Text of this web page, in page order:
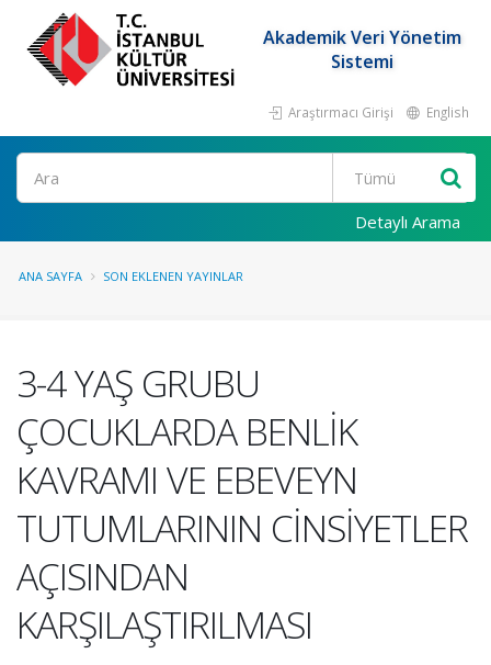
Akademik Veri Yönetim
Sistemi
Araştırmacı Girişi English
Ara
Detaylı Arama
ANA SAYFA SON EKLENEN YAYINLAR
3-4 YAŞ GRUBU
ÇOCUKLARDA BENLİK
KAVRAMI VE EBEVEYN
TUTUMLARININ CİNSİYETLER
AÇISINDAN
KARŞILAŞTIRILMASI